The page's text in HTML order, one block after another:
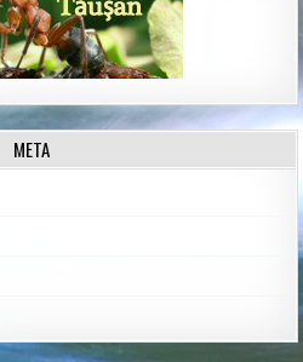
META